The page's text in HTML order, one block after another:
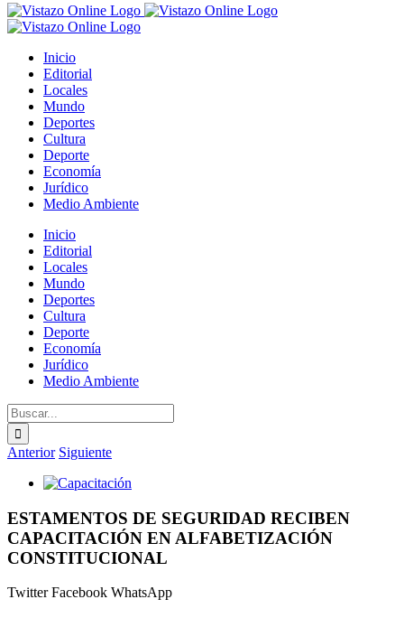
Inicio
Editorial
Locales
Mundo
Deportes
Cultura
Deporte
Economía
Jurídico
Medio Ambiente
Inicio
Editorial
Locales
Mundo
Deportes
Cultura
Deporte
Economía
Jurídico
Medio Ambiente
Buscar:
Anterior Siguiente
Ver
más
grande
ESTAMENTOS DE SEGURIDAD RECIBEN
CAPACITACIÓN EN ALFABETIZACIÓN
CONSTITUCIONAL
TwitterFacebook WhatsApp